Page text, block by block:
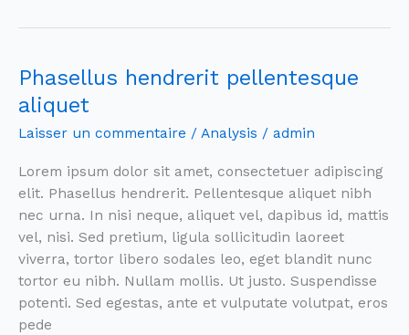
Phasellus hendrerit pellentesque
aliquet
Laisser un commentaire / Analysis / admin
Lorem ipsum dolor sit amet, consectetuer adipiscing
elit. Phasellus hendrerit. Pellentesque aliquet nibh
nec urna. In nisi neque, aliquet vel, dapibus id, mattis
vel, nisi. Sed pretium, ligula sollicitudin laoreet
viverra, tortor libero sodales leo, eget blandit nunc
tortor eu nibh. Nullam mollis. Ut justo. Suspendisse
potenti. Sed egestas, ante et vulputate volutpat, eros
pede
Phasellus
hendrerit
pellentesque
aliquet